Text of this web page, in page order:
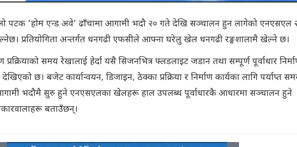
पटक ‘होम एन्ड अवे’ ढाँचामा आगामी भदौ २० गते देखि सञ्चालन हुन लागेको एनएसएल
प्रतियोगिता अन्तर्गत धनगढी एफसीले आफ्ना घरेलु खेल धनगढी रङ्गशालामै खेल्ने छ।
समय रेखालाई हेर्दा यसै सिजनभित्र फ्लडलाइट जडान तथा सम्पूर्ण पूर्वाधार
छ। बजेट कार्यान्वयन, डिजाइन, ठेक्का प्रक्रिया र निर्माण कार्यका लागि पर्याप्त
भदौमै सुरु हुने एनएसएलका खेलहरू हाल उपलब्ध पूर्वाधारकै आधारमा सञ्चालन हुने
बताउँछन्।